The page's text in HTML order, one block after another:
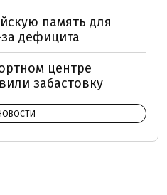
память для
дефицита
центре
забастовку